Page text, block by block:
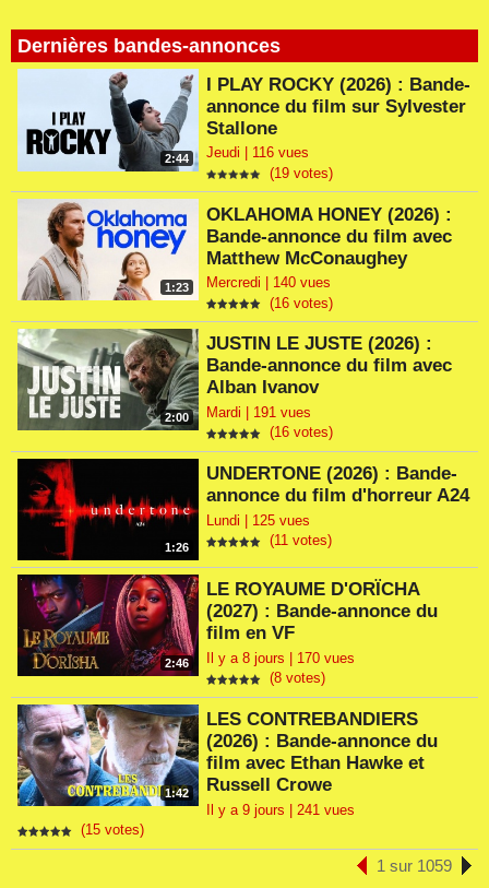
Dernières bandes-annonces
2:44
I PLAY ROCKY (2026) : Bande-
annonce du film sur Sylvester
Stallone
Jeudi | 116 vues
(19 votes)
1:23
OKLAHOMA HONEY (2026) :
Bande-annonce du film avec
Matthew McConaughey
Mercredi | 140 vues
(16 votes)
2:00
JUSTIN LE JUSTE (2026) :
Bande-annonce du film avec
Alban Ivanov
Mardi | 191 vues
(16 votes)
1:26
UNDERTONE (2026) : Bande-
annonce du film d'horreur A24
Lundi | 125 vues
(11 votes)
2:46
LE ROYAUME D'ORÏCHA
(2027) : Bande-annonce du
film en VF
Il y a 8 jours | 170 vues
(8 votes)
1:42
LES CONTREBANDIERS
(2026) : Bande-annonce du
film avec Ethan Hawke et
Russell Crowe
Il y a 9 jours | 241 vues
(15 votes)
1 sur 1059